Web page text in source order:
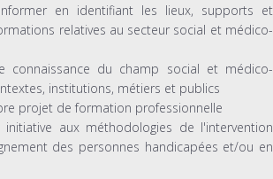
en identifiant les lieux, supports et
relatives au secteur social et médico-
connaissance du champ social et médico-
institutions, métiers et publics
projet de formation professionnelle
initiative aux méthodologies de l'intervention
des personnes handicapées et/ou en